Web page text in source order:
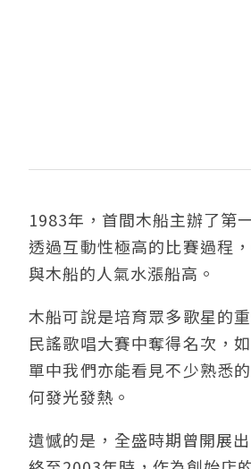
1983年，首間木船主辦了第
透過互動性極高的比賽過程
與木船的人氣水漲船高。
木船可說是培育眾多歌星的
民謠歌唱大賽中奪得名次，
單中我們亦能看見不少熟悉
何發光發熱。
遺憾的是，全盛時期曾開展